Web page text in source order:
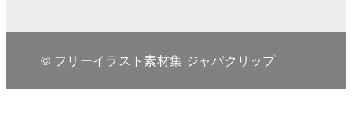
© フリーイラスト素材集 ジャパクリップ